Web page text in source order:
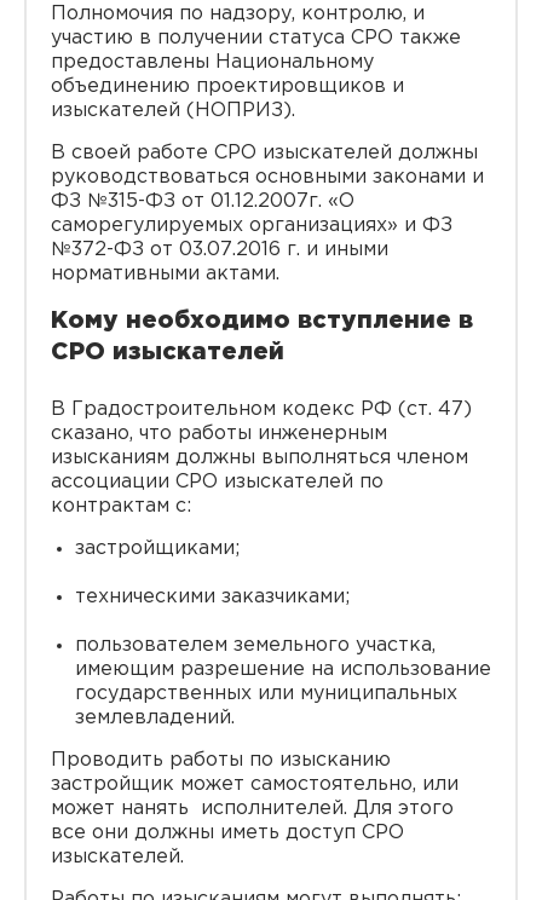
Полномочия по надзору, контролю, и
участию в получении статуса СРО также
предоставлены Национальному
объединению проектировщиков и
изыскателей (НОПРИЗ).
В своей работе СРО изыскателей должны
руководствоваться основными законами и
ФЗ №315-ФЗ от 01.12.2007г. «О
саморегулируемых организациях» и ФЗ
№372-ФЗ от 03.07.2016 г. и иными
нормативными актами.
Кому необходимо вступление в
СРО изыскателей
В Градостроительном кодекс РФ (ст. 47)
сказано, что работы инженерным
изысканиям должны выполняться членом
ассоциации СРО изыскателей по
контрактам с:
застройщиками;
техническими заказчиками;
пользователем земельного участка,
имеющим разрешение на использование
государственных или муниципальных
землевладений.
Проводить работы по изысканию
застройщик может самостоятельно, или
может нанять исполнителей. Для этого
все они должны иметь доступ СРО
изыскателей.